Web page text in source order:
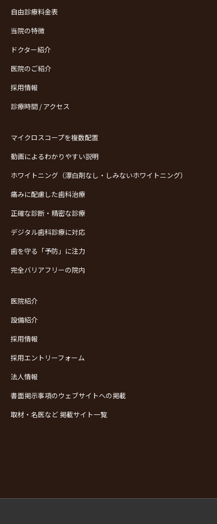
自由診療料金表
当院の特徴
ドクター紹介
医院のご紹介
採用情報
診療時間 / アクセス
マイクロスコープを複数配置
動画によるわかりやすい説明
ホワイトニング（漂白剤なし・しみないホワイトニング）
痛みに配慮した歯科治療
正確な診断・精密な診療
デジタル歯科診療に対応
歯を守る「予防」に注力
完全バリアフリーの院内
医院紹介
設備紹介
採用情報
採用エントリーフォーム
法人情報
書面掲示事項のウェブサイトへの掲載
取材・名医など 掲載サイト一覧